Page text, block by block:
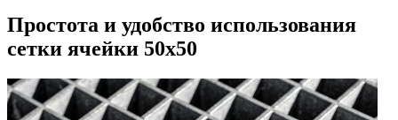
Простота и удобство использования
сетки ячейки 50х50